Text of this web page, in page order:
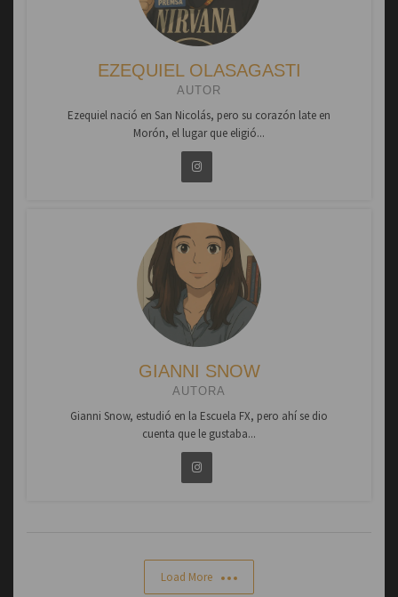
EZEQUIEL OLASAGASTI
AUTOR
Ezequiel nació en San Nicolás, pero su corazón late en
Morón, el lugar que eligió...
GIANNI SNOW
AUTORA
Gianni Snow, estudió en la Escuela FX, pero ahí se dio
cuenta que le gustaba...
Load More